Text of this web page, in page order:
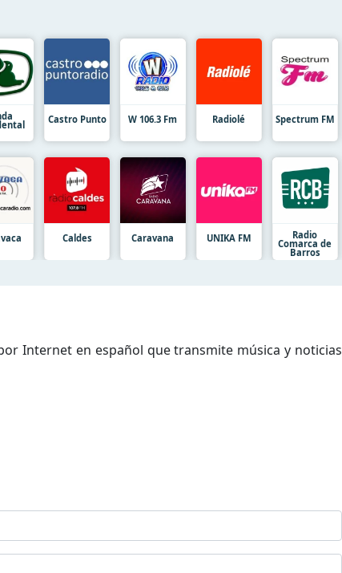
Castro Punto W 106.3 Fm Radiolé Spectrum FM
Caldes Caravana UNIKA FM Radio
Comarca de
Barros
Internet en español que transmite música y noticias